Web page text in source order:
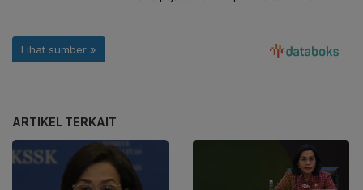
ARTIKEL TERKAIT